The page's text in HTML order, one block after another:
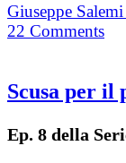
Giuseppe Salemi
22 Comments
Scusa per il
Ep. 8 della